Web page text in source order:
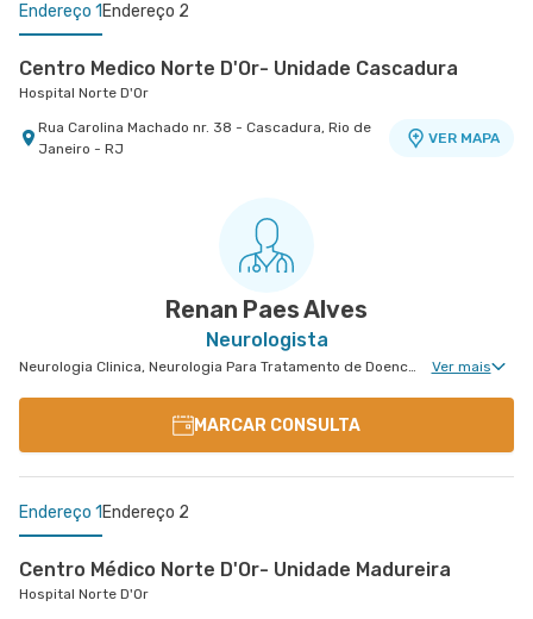
Endereço 1 Endereço 2
Centro Medico Norte D'Or- Unidade Cascadura
Hospital Norte D'Or
Rua Carolina Machado nr. 38 - Cascadura, Rio de
Janeiro - RJ
VER MAPA
Rua da Gloria nr. 122 5° Andar - Gloria, Rio de
Renan Paes Alves
Neurologista
Neurologia Clinica, Neurologia Para Tratamento de Doencas Desmielinizantes, Neurologia Para Esclerose Múltipla, Neurologia Vascular Ver mais
MARCAR CONSULTA
Endereço 1 Endereço 2
Centro Médico Norte D'Or- Unidade Madureira
Hospital Norte D'Or